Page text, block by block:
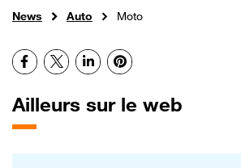
News Auto Moto
Facebook
X LinkedInPinterest
Ailleurs sur le web